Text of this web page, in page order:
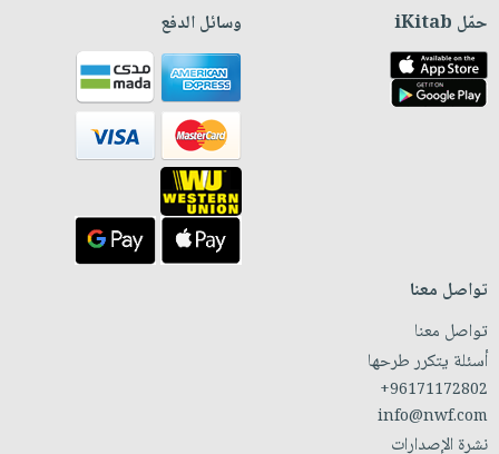
حمّل iKitab وسائل الدفع
تواصل معنا
تواصل معنا
أسئلة يتكرر طرحها
+96171172802
info@nwf.com
نشرة الإصدارات